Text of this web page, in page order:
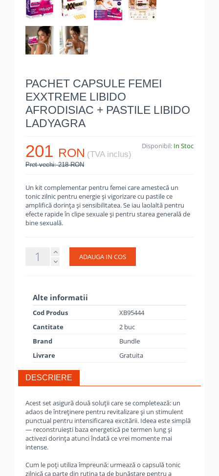
PACHET CAPSULE FEMEI
EXXTREME LIBIDO
AFRODISIAC + PASTILE LIBIDO
LADYAGRA
201 RON (TVA inclus)
Pret vechi: 218 RON
Disponibil: In Stoc
Un kit complementar pentru femei care amestecă un
tonic zilnic pentru energie și vigorizare cu pastile ce
amplifică dorința și sensibilitatea. Se iau laolaltă pentru
efecte rapide în clipe sexuale și pentru starea generală de
bine sexuală.
ADAUGA IN COS
Alte informatii
Cod Produs
XB95444
Cantitate
2 buc
Brand
Bundle
Livrare
Gratuita
DESCRIERE
Acest set asigură două soluții care se completează: un
adaos de întreținere pentru revitalizare și un stimulent
punctual pentru intensificarea excitării. Ideea este simplă
— reconstruiești baza energetică pe termen lung și
activezi dorința atunci îndată ce vrei momente mai
intense.
Cum le poți utiliza împreună: urmează o capsulă tonic
zilnică ca parte din rutina ta de bunăstare pentru a